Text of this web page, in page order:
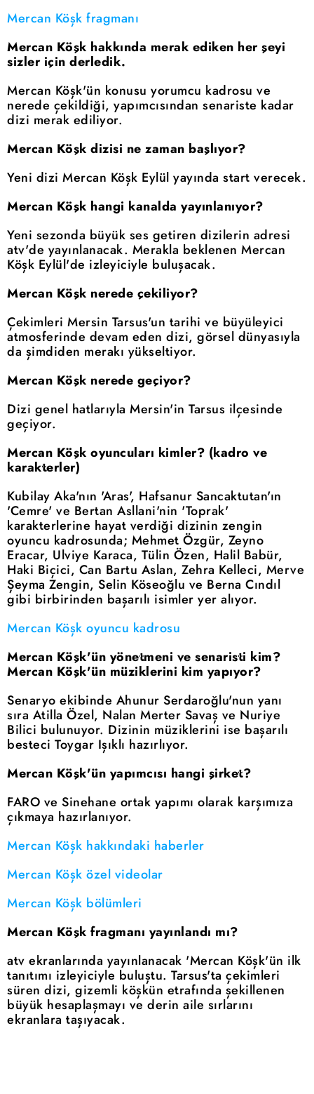
Mercan Köşk fragmanı
Mercan Köşk hakkında merak ediken her şeyi
sizler için derledik.
Mercan Köşk'ün konusu yorumcu kadrosu ve
nerede çekildiği, yapımcısından senariste kadar
dizi merak ediliyor.
Mercan Köşk dizisi ne zaman başlıyor?
Yeni dizi Mercan Köşk Eylül yayında start verecek.
Mercan Köşk hangi kanalda yayınlanıyor?
Yeni sezonda büyük ses getiren dizilerin adresi
atv'de yayınlanacak. Merakla beklenen Mercan
Köşk Eylül'de izleyiciyle buluşacak.
Mercan Köşk nerede çekiliyor?
Çekimleri Mersin Tarsus'un tarihi ve büyüleyici
atmosferinde devam eden dizi, görsel dünyasıyla
da şimdiden merakı yükseltiyor.
Mercan Köşk nerede geçiyor?
Dizi genel hatlarıyla Mersin'in Tarsus ilçesinde
geçiyor.
Mercan Köşk oyuncuları kimler? (kadro ve
karakterler)
Kubilay Aka'nın 'Aras', Hafsanur Sancaktutan'ın
'Cemre' ve Bertan Asllani'nin 'Toprak'
karakterlerine hayat verdiği dizinin zengin
oyuncu kadrosunda; Mehmet Özgür, Zeyno
Eracar, Ulviye Karaca, Tülin Özen, Halil Babür,
Haki Biçici, Can Bartu Aslan, Zehra Kelleci, Merve
Şeyma Zengin, Selin Köseoğlu ve Berna Cındıl
gibi birbirinden başarılı isimler yer alıyor.
Mercan Köşk oyuncu kadrosu
Mercan Köşk'ün yönetmeni ve senaristi kim?
Mercan Köşk'ün müziklerini kim yapıyor?
Senaryo ekibinde Ahunur Serdaroğlu'nun yanı
sıra Atilla Özel, Nalan Merter Savaş ve Nuriye
Bilici bulunuyor. Dizinin müziklerini ise başarılı
besteci Toygar Işıklı hazırlıyor.
Mercan Köşk'ün yapımcısı hangi şirket?
FARO ve Sinehane ortak yapımı olarak karşımıza
çıkmaya hazırlanıyor.
Mercan Köşk hakkındaki haberler
Mercan Köşk özel videolar
Mercan Köşk bölümleri
Mercan Köşk fragmanı yayınlandı mı?
atv ekranlarında yayınlanacak 'Mercan Köşk'ün ilk
tanıtımı izleyiciyle buluştu. Tarsus'ta çekimleri
süren dizi, gizemli köşkün etrafında şekillenen
büyük hesaplaşmayı ve derin aile sırlarını
ekranlara taşıyacak.